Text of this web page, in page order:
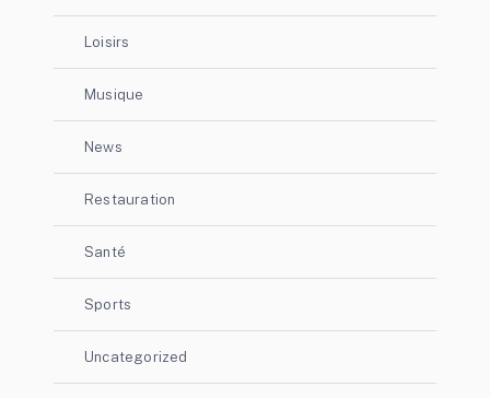
Loisirs
Musique
News
Restauration
Santé
Sports
Uncategorized